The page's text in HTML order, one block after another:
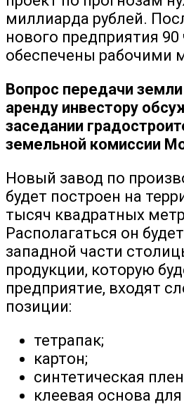
миллиарда рублей.
нового предприятия 90
обеспечены рабочими
Вопрос передачи
аренду инвестору
заседании
земельной комиссии
Новый завод по
будет построен на
тысяч квадратных
Располагаться он
западной части
продукции, которую
предприятие, входят
позиции:
тетрапак;
картон;
синтетическая
клеевая основа